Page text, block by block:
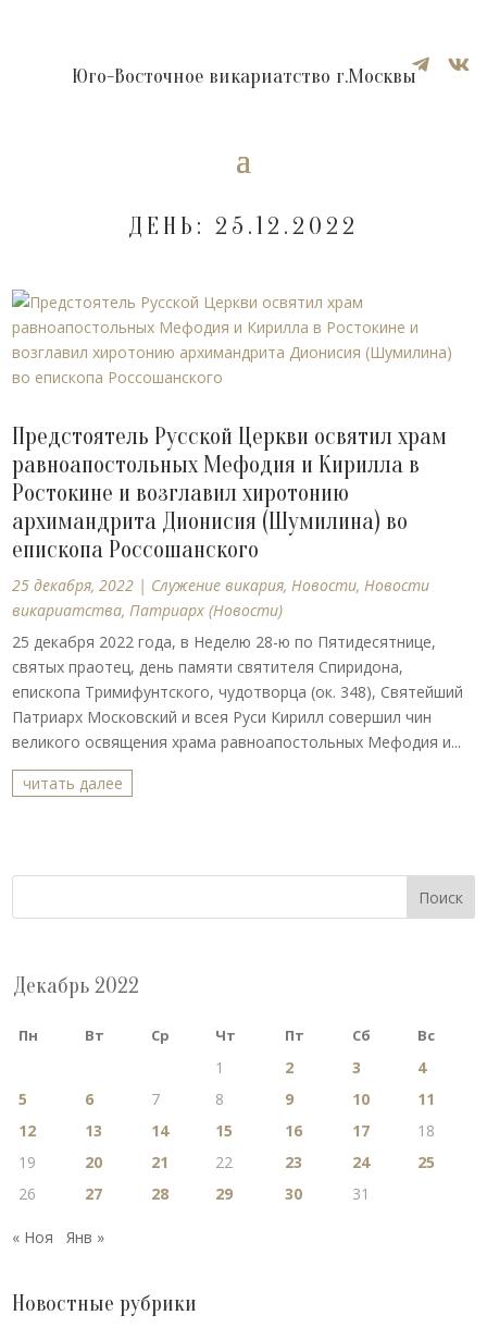
 
Юго-Восточное викариатство г.Москвы
ДЕНЬ: 25.12.2022
Предстоятель Русской Церкви освятил храм
равноапостольных Мефодия и Кирилла в
Ростокине и возглавил хиротонию
архимандрита Дионисия (Шумилина) во
епископа Россошанского
25 декабря, 2022 | Cлужение викария,Новости,Новости
викариатства,Патриарх (Новости)
25 декабря 2022 года, в Неделю 28-ю по Пятидесятнице,
святых праотец, день памяти святителя Спиридона,
епископа Тримифунтского, чудотворца (ок. 348), Святейший
Патриарх Московский и всея Руси Кирилл совершил чин
великого освящения храма равноапостольных Мефодия и...
читать далее
Поиск
Декабрь 2022
Пн Вт Ср Чт Пт Сб Вс
1 2 3
4
5
6 7 8 9 10
11
12
13 14 15 16 17
18
19
20 21 22 23 24
25
26
27 28 29 30 31
« Ноя Янв »
Новостные рубрики